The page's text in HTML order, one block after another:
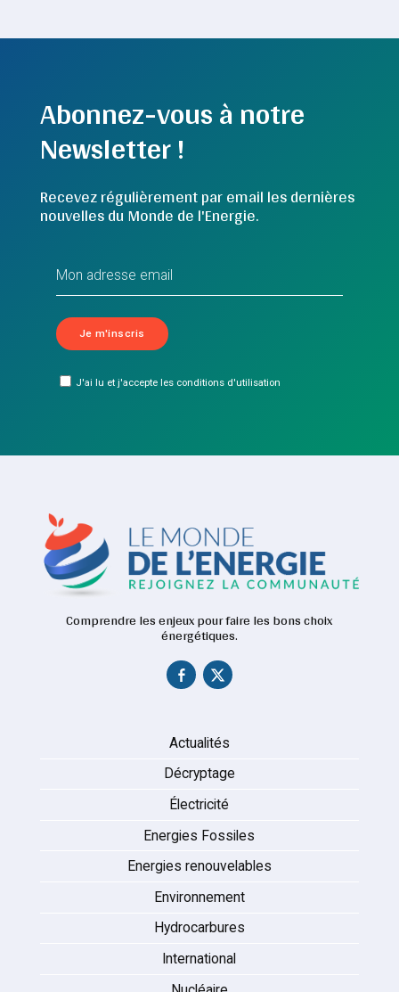
Abonnez-vous à notre
Newsletter !
Recevez régulièrement par email les dernières
nouvelles du Monde de l'Energie.
J'ai lu et j'accepte les conditions d'utilisation
Comprendre les enjeux pour faire les bons choix
énergétiques.
Actualités
Décryptage
Électricité
Energies Fossiles
Energies renouvelables
Environnement
Hydrocarbures
International